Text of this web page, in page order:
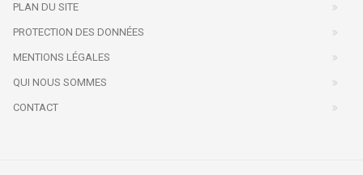
PLAN DU SITE
PROTECTION DES DONNÉES
MENTIONS LÉGALES
QUI NOUS SOMMES
CONTACT